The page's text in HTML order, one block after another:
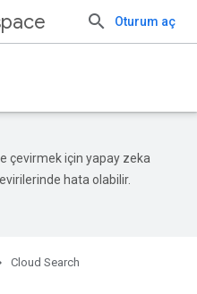
Oturum aç
çevirmek için yapay zeka
hata olabilir.
Cloud Search